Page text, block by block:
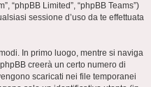
“phpBB Limited”, “phpBB Teams”)
sessione d’uso da te effettuata
In primo luogo, mentre si naviga
creerà un certo numero di
scaricati nei file temporanei